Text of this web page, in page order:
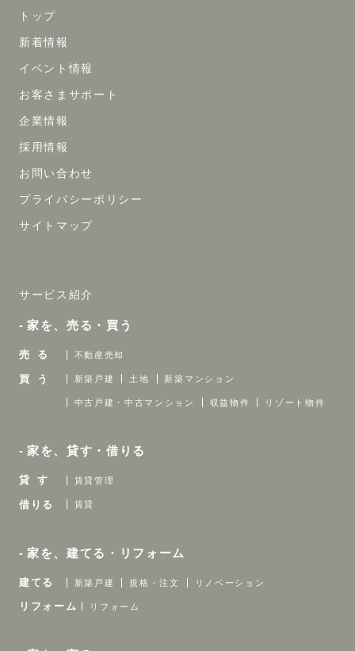
トップ
新着情報
イベント情報
お客さまサポート
企業情報
採用情報
お問い合わせ
プライバシーポリシー
サイトマップ
サービス紹介
家を、売る・買う
売 る 不動産売却
買 う 新築戸建 土地 新築マンション
中古戸建・中古マンション 収益物件 リゾート物件
家を、貸す・借りる
貸 す 賃貸管理
借りる 賃貸
家を、建てる・リフォーム
建てる 新築戸建 規格・注文 リノベーション
リフォーム リフォーム